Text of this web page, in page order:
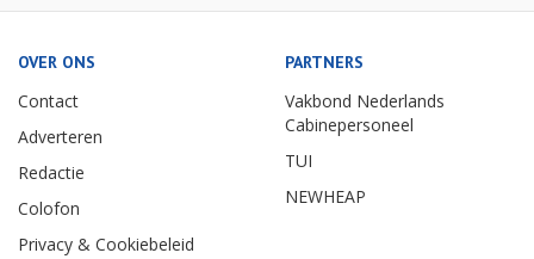
OVER ONS
Contact
Adverteren
Redactie
Colofon
Privacy & Cookiebeleid
PARTNERS
Vakbond Nederlands
Cabinepersoneel
TUI
NEWHEAP